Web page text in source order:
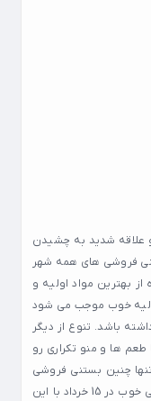
علاقه شدید به چشیدن
فروشی های همه شهر
های دارند؟ استفاده از بهترین مواد اولیه و
می باشد. همین مواد اولیه خوب موجب می شود
باشد. تنوع از دیگر
مغازه با طعم ها و منو تکراری رو
چنین بستنی فروشی
است که به خوبی می تواند علاقه شما را به بستنی راضی نگه دارد. اگر به دنبال یک بستنی فروشی خوب در 15 خرداد با این